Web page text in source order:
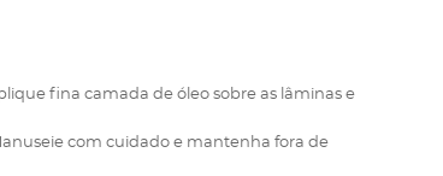
fina camada de óleo sobre as lâminas e
com cuidado e mantenha fora de